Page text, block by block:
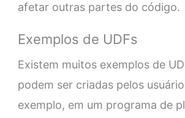
afetar outras partes do código.
Exemplos de UDFs
Existem muitos exemplos de
podem ser criadas pelos
exemplo, em um programa de